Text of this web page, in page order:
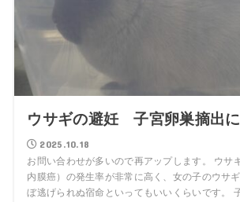
ウサギの避妊 子宮卵巣摘出
2025.10.18
お問い合わせが多いので再アップします。 ウサ
内膜癌）の発生率が非常に高く、女の子のウサ
ぼ逃げられぬ宿命といってもいいくらいです。